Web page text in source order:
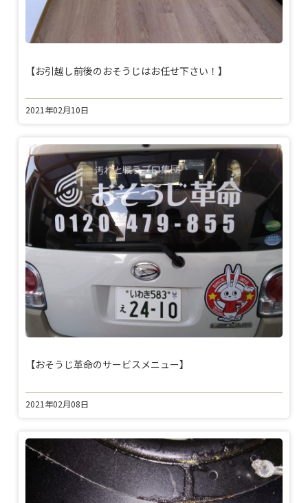
【お引越し前後のおそうじはお任せ下さい！】
2021年02月10日
【おそうじ革命のサービスメニュー】
2021年02月08日